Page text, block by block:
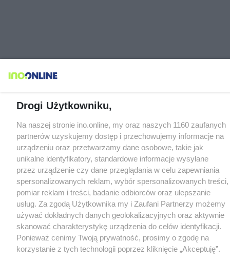
Drogi Użytkowniku,
Na naszej stronie ino.online, my oraz naszych 1160 zaufanych
partnerów uzyskujemy dostęp i przechowujemy informacje na
urządzeniu oraz przetwarzamy dane osobowe, takie jak
unikalne identyfikatory, standardowe informacje wysyłane
przez urządzenie czy dane przeglądania w celu zapewniania
spersonalizowanych reklam, wybór spersonalizowanych treści,
pomiar reklam i treści, badanie odbiorców oraz ulepszanie
usług. Za zgodą Użytkownika my i Zaufani Partnerzy możemy
używać dokładnych danych geolokalizacyjnych oraz aktywnie
skanować charakterystykę urządzenia do celów identyfikacji.
Ponieważ cenimy Twoją prywatność, prosimy o zgodę na
korzystanie z tych technologii poprzez kliknięcie „Akceptuję”.